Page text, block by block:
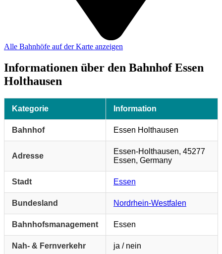
Alle Bahnhöfe auf der Karte anzeigen
Informationen über den Bahnhof Essen
Holthausen
Kategorie Information
Bahnhof Essen Holthausen
Adresse
Essen-Holthausen, 45277
Essen, Germany
Stadt Essen
Bundesland Nordrhein-Westfalen
Bahnhofsmanagement Essen
Nah- & Fernverkehr ja / nein